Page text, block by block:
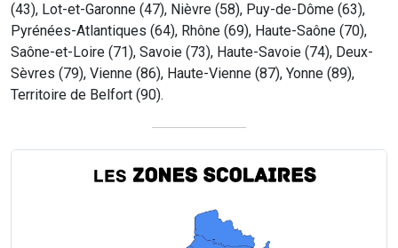
(43), Lot-et-Garonne (47), Nièvre (58), Puy-de-Dôme (63),
Pyrénées-Atlantiques (64), Rhône (69), Haute-Saône (70),
Saône-et-Loire (71), Savoie (73), Haute-Savoie (74), Deux-
Sèvres (79), Vienne (86), Haute-Vienne (87), Yonne (89),
Territoire de Belfort (90).